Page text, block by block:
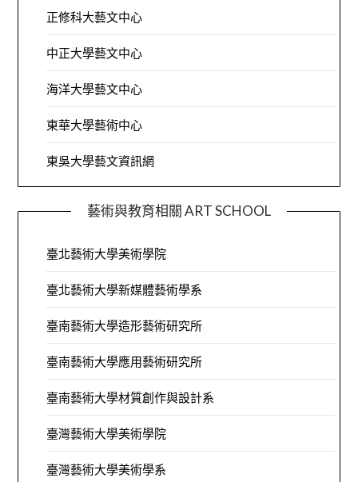
正修科大藝文中心
中正大學藝文中心
海洋大學藝文中心
東華大學藝術中心
東吳大學藝文資訊網
藝術與教育相關 ART SCHOOL
臺北藝術大學美術學院
臺北藝術大學新媒體藝術學系
臺南藝術大學造形藝術研究所
臺南藝術大學應用藝術研究所
臺南藝術大學材質創作與設計系
臺灣藝術大學美術學院
臺灣藝術大學美術學系